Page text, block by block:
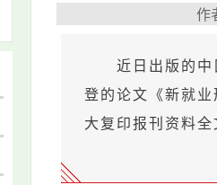
作
近日出版的
登的论文《新就
大复印报刊资料